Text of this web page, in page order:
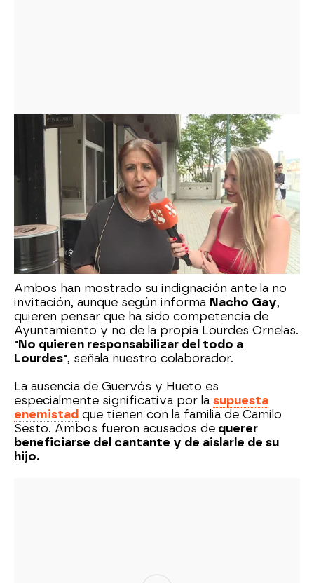
Ambos han mostrado su indignación ante la no
invitación, aunque según informa Nacho Gay,
quieren pensar que ha sido competencia de
Ayuntamiento y no de la propia Lourdes Ornelas.
"No quieren responsabilizar del todo a
Lourdes", señala nuestro colaborador.
La ausencia de Guervós y Hueto es
especialmente significativa por la supuesta
enemistad que tienen con la familia de Camilo
Sesto. Ambos fueron acusados de querer
beneficiarse del cantante y de aislarle de su
hijo.